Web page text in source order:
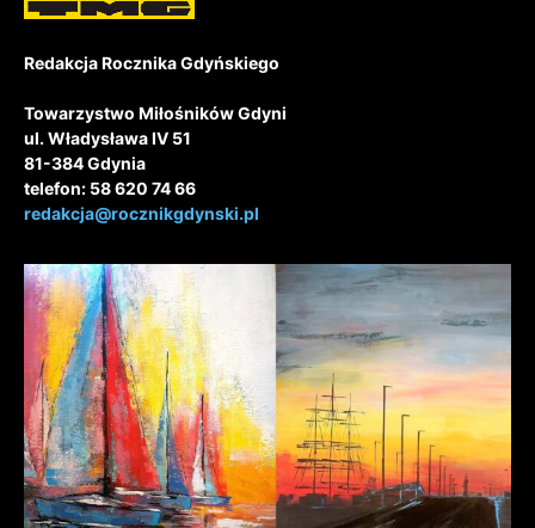
Redakcja Rocznika Gdyńskiego
Towarzystwo Miłośników Gdyni
ul. Władysława IV 51
81-384 Gdynia
telefon: 58 620 74 66
redakcja@rocznikgdynski.pl